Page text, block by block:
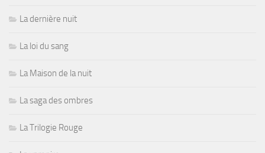
La dernière nuit
La loi du sang
La Maison de la nuit
La saga des ombres
La Trilogie Rouge